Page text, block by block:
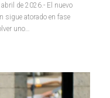
de 2026.- El nuevo
sigue atorado en fase
uno…